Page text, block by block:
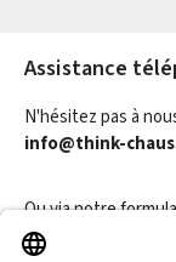
Assistance
N'hésitez pas à
info@think-
Ou via notre